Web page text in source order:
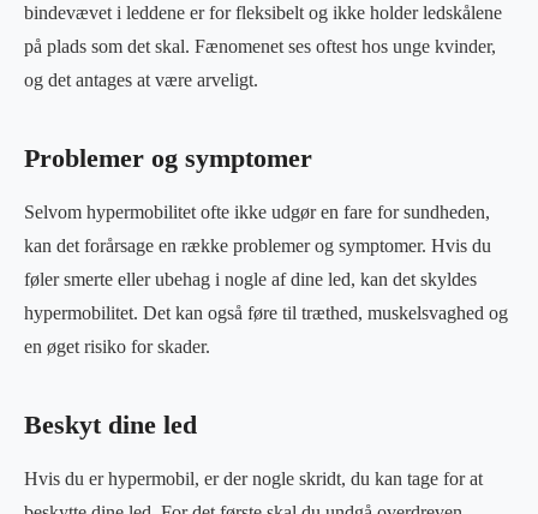
bindevævet i leddene er for fleksibelt og ikke holder ledskålene
på plads som det skal. Fænomenet ses oftest hos unge kvinder,
og det antages at være arveligt.
Problemer og symptomer
Selvom hypermobilitet ofte ikke udgør en fare for sundheden,
kan det forårsage en række problemer og symptomer. Hvis du
føler smerte eller ubehag i nogle af dine led, kan det skyldes
hypermobilitet. Det kan også føre til træthed, muskelsvaghed og
en øget risiko for skader.
Beskyt dine led
Hvis du er hypermobil, er der nogle skridt, du kan tage for at